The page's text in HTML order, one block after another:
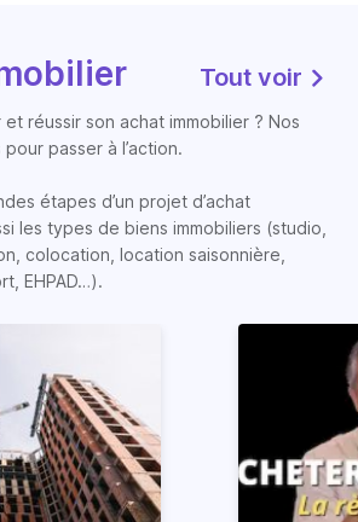
Tout voir
réussir son achat immobilier ? Nos
passer à l’action.
étapes d’un projet d’achat
les types de biens immobiliers (studio,
colocation, location saisonnière,
EHPAD…).